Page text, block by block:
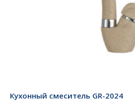
Кухонный смеситель GR-2024